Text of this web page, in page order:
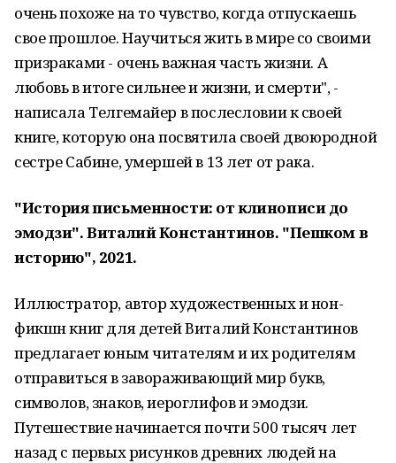
очень похоже на то чувство, когда отпускаешь
свое прошлое. Научиться жить в мире со своими
призраками - очень важная часть жизни. А
любовь в итоге сильнее и жизни, и смерти", -
написала Телгемайер в послесловии к своей
книге, которую она посвятила своей двоюродной
сестре Сабине, умершей в 13 лет от рака.
"История письменности: от клинописи до
эмодзи". Виталий Константинов. "Пешком в
историю", 2021.
Иллюстратор, автор художественных и нон-
фикшн книг для детей Виталий Константинов
предлагает юным читателям и их родителям
отправиться в завораживающий мир букв,
символов, знаков, иероглифов и эмодзи.
Путешествие начинается почти 500 тысяч лет
назад с первых рисунков древних людей на